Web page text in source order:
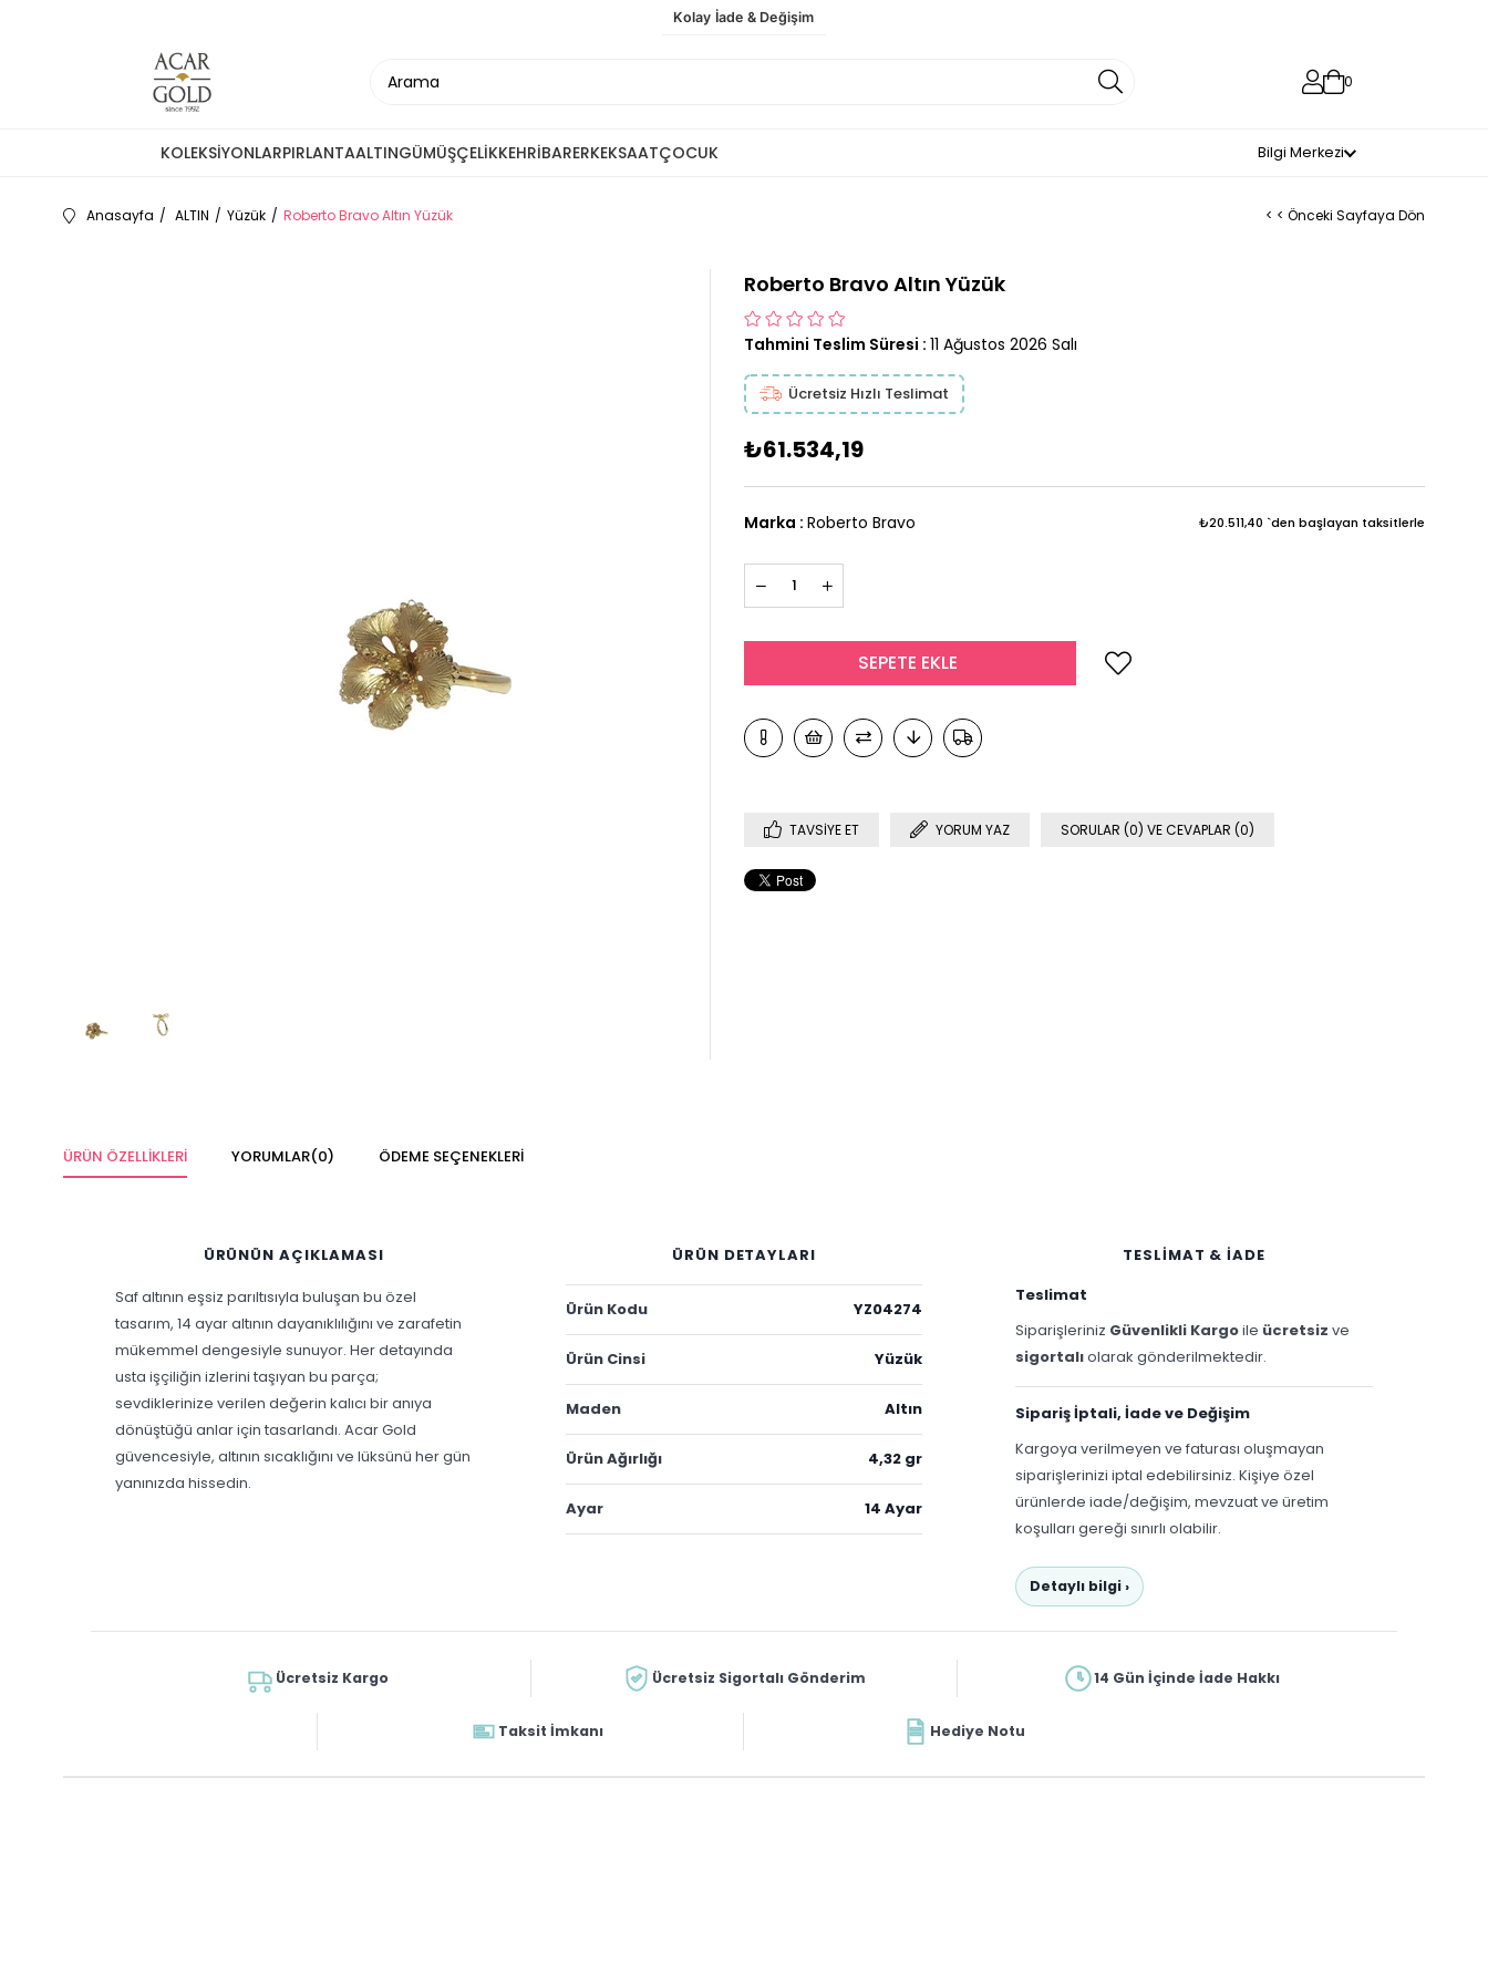
Kolay İade & Değişim
0
KOLEKSİYONLARPIRLANTAALTINGÜMÜŞÇELİKKEHRİBARERKEKSAATÇOCUK Bilgi Merkezi
Anasayfa ALTIN Yüzük Roberto Bravo Altın Yüzük < < Önceki Sayfaya Dön
Roberto Bravo Altın Yüzük
Tahmini Teslim Süresi : 11 Ağustos 2026 Salı
Ücretsiz Hızlı Teslimat
₺61.534,19
Marka : Roberto Bravo ₺20.511,40 `den başlayan taksitlerle
TAVSIYE ET YORUM YAZ SORULAR (0) VE CEVAPLAR (0)
ÜRÜN ÖZELLIKLERI YORUMLAR(0) ÖDEME SEÇENEKLERI
ÜRÜNÜN AÇIKLAMASI
Saf altının eşsiz parıltısıyla buluşan bu özel
tasarım, 14 ayar altının dayanıklılığını ve zarafetin
mükemmel dengesiyle sunuyor. Her detayında
usta işçiliğin izlerini taşıyan bu parça;
sevdiklerinize verilen değerin kalıcı bir anıya
dönüştüğü anlar için tasarlandı. Acar Gold
güvencesiyle, altının sıcaklığını ve lüksünü her gün
yanınızda hissedin.
ÜRÜN DETAYLARI
Ürün Kodu YZ04274
Ürün Cinsi Yüzük
Maden Altın
Ürün Ağırlığı 4,32 gr
Ayar 14 Ayar
TESLİMAT & İADE
Teslimat
Siparişleriniz Güvenlikli Kargoile ücretsiz ve
sigortalıolarak gönderilmektedir.
Sipariş İptali, İade ve Değişim
Kargoya verilmeyen ve faturası oluşmayan
siparişlerinizi iptal edebilirsiniz. Kişiye özel
ürünlerde iade/değişim, mevzuat ve üretim
koşulları gereği sınırlı olabilir.
Detaylı bilgi ›
Ücretsiz Kargo Ücretsiz Sigortalı Gönderim 14 Gün İçinde İade Hakkı
Taksit İmkanı Hediye Notu